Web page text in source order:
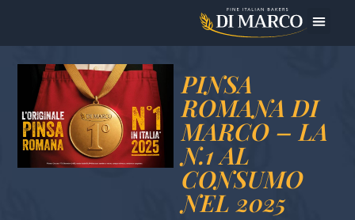
PINSA
ROMANA DI
MARCO – LA
N.1 AL
CONSUMO
NEL 2025